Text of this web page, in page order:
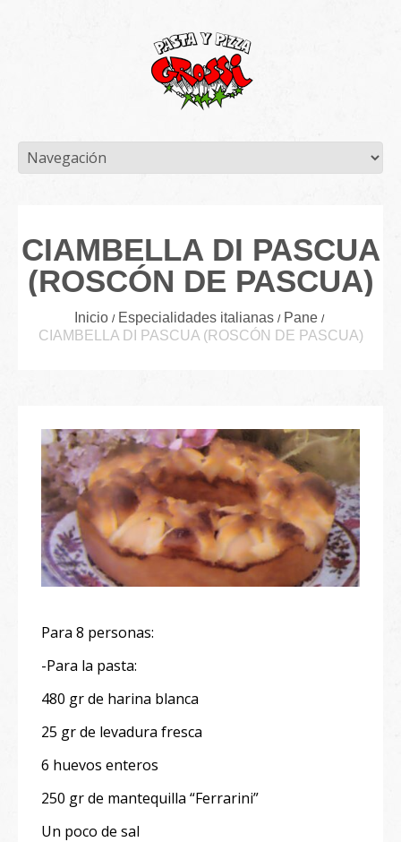
CIAMBELLA DI PASCUA
(ROSCÓN DE PASCUA)
Inicio Especialidades italianas
Pane
CIAMBELLA DI PASCUA (ROSCÓN DE PASCUA)
Para 8 personas:
-Para la pasta:
480 gr de harina blanca
25 gr de levadura fresca
6 huevos enteros
250 gr de mantequilla “Ferrarini”
Un poco de sal